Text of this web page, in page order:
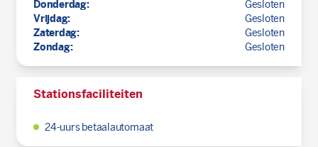
Donderdag:
Gesloten
Vrijdag:
Gesloten
Zaterdag:
Gesloten
Zondag:
Gesloten
Stationsfaciliteiten
24-uurs betaalautomaat